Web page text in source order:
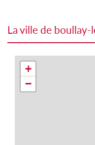
la ville de
+
−